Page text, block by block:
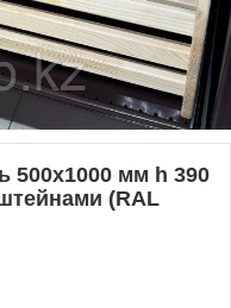
500х1000 мм h 390
(RAL